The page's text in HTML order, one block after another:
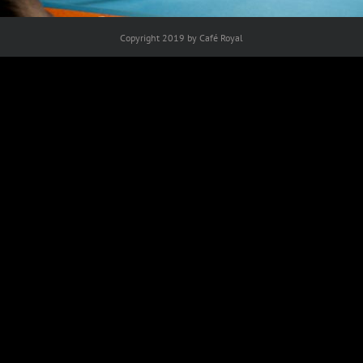
Copyright 2019 by Café Royal